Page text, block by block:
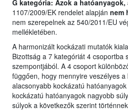
G kategória: Azok a hatóanyagok,
1107/2009/EK rendelet alapján nem
nem szerepelnek az 540/2011/EU
mellékletében.
A harmonizált kockázati mutatók
Bizottság a 7 kategóriát 4 csoportba
szempontjából. A 4 csoport
függően, hogy mennyire veszélyes a
alacsonyabb kockázatú
kockázatú hatóanyagok nagyobb
súlyok a következők szerint